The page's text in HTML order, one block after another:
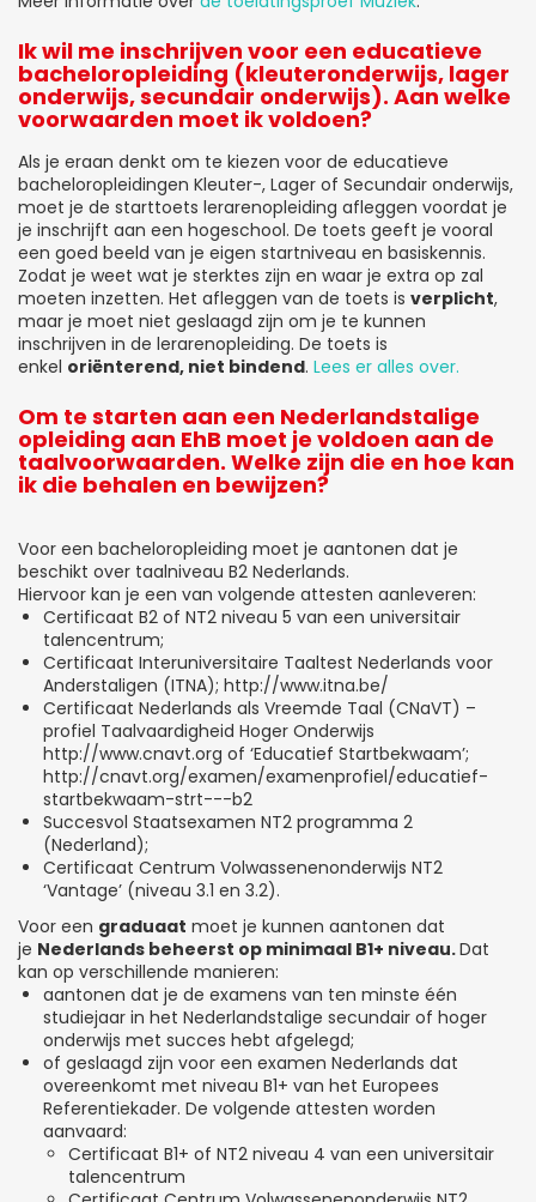
Ik wil me inschrijven voor een educatieve
bacheloropleiding (kleuteronderwijs, lager
onderwijs, secundair onderwijs). Aan welke
voorwaarden moet ik voldoen?
Als je eraan denkt om te kiezen voor de educatieve
bacheloropleidingen Kleuter-, Lager of Secundair onderwijs,
moet je de starttoets lerarenopleiding afleggen voordat je
je inschrijft aan een hogeschool. De toets geeft je vooral
een goed beeld van je eigen startniveau en basiskennis.
Zodat je weet wat je sterktes zijn en waar je extra op zal
moeten inzetten. Het afleggen van de toets is verplicht,
maar je moet niet geslaagd zijn om je te kunnen
inschrijven in de lerarenopleiding. De toets is
enkel oriënterend, niet bindend. Lees er alles over.
Om te starten aan een Nederlandstalige
opleiding aan EhB moet je voldoen aan de
taalvoorwaarden. Welke zijn die en hoe kan
ik die behalen en bewijzen?
Voor een bacheloropleiding moet je aantonen dat je
beschikt over taalniveau B2 Nederlands.
Hiervoor kan je een van volgende attesten aanleveren:
Certificaat B2 of NT2 niveau 5 van een universitair
talencentrum;
Certificaat Interuniversitaire Taaltest Nederlands voor
Anderstaligen (ITNA); http://www.itna.be/
Certificaat Nederlands als Vreemde Taal (CNaVT) –
profiel Taalvaardigheid Hoger Onderwijs
http://www.cnavt.org of ‘Educatief Startbekwaam’;
http://cnavt.org/examen/examenprofiel/educatief-
startbekwaam-strt---b2
Succesvol Staatsexamen NT2 programma 2
(Nederland);
Certificaat Centrum Volwassenenonderwijs NT2
‘Vantage’ (niveau 3.1 en 3.2).
Voor een graduaat moet je kunnen aantonen dat
je Nederlands beheerst op minimaal B1+ niveau.Dat
kan op verschillende manieren:
aantonen dat je de examens van ten minste één
studiejaar in het Nederlandstalige secundair of hoger
onderwijs met succes hebt afgelegd;
of geslaagd zijn voor een examen Nederlands dat
overeenkomt met niveau B1+ van het Europees
Referentiekader. De volgende attesten worden
aanvaard:
Certificaat B1+ of NT2 niveau 4 van een universitair
talencentrum